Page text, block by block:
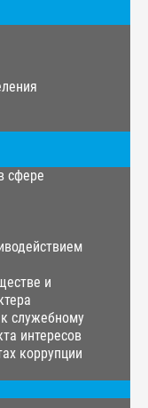
сфере
и
служебному
интересов
коррупции